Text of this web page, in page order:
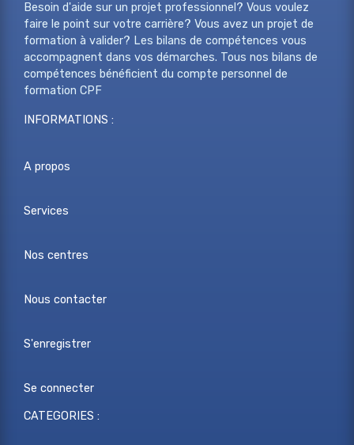
Besoin d'aide sur un projet professionnel? Vous voulez
faire le point sur votre carrière? Vous avez un projet de
formation à valider? Les bilans de compétences vous
accompagnent dans vos démarches. Tous nos bilans de
compétences bénéficient du compte personnel de
formation CPF
INFORMATIONS :
A propos
Services
Nos centres
Nous contacter
S'enregistrer
Se connecter
CATEGORIES :